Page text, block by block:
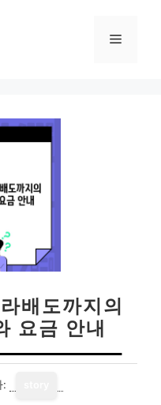
메
배도까지의
요금 안내
: